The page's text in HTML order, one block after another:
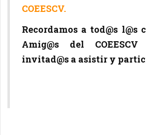
COEESCV.
Recordamos a tod@s l@s
Amig@s del
invitad@s a asistir y